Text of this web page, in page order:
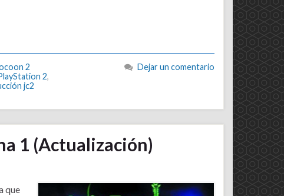
2
2,
jc2
Dejar un comentario
1 (Actualización)
que